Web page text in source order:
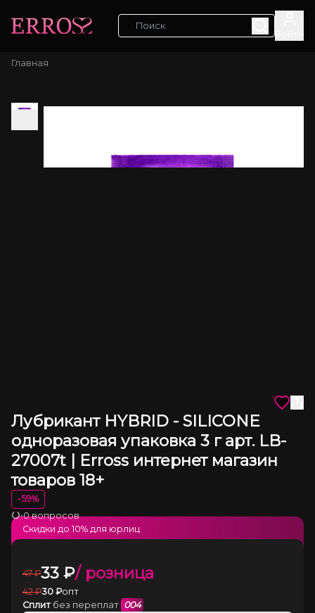
Главная
Лубрикант HYBRID - SILICONE
одноразовая упаковка 3 г арт. LB-
27007t | Erross интернет магазин
товаров 18+
-59%
Загрузка
•0 вопросов
47 ₽33 ₽/ розница
42 ₽30 ₽опт
Сплит без переплат 004
Скидки до 10% для юрлиц